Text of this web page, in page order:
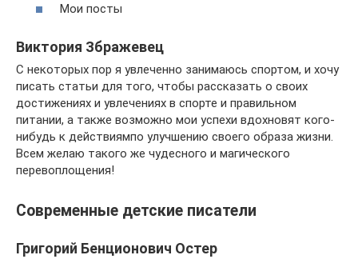
Мои посты
Виктория Збражевец
С некоторых пор я увлеченно занимаюсь спортом, и хочу
писать статьи для того, чтобы рассказать о своих
достижениях и увлечениях в спорте и правильном
питании, а также возможно мои успехи вдохновят кого-
нибудь к действиямпо улучшению своего образа жизни.
Всем желаю такого же чудесного и магического
перевоплощения!
Современные детские писатели
Григорий Бенционович Остер